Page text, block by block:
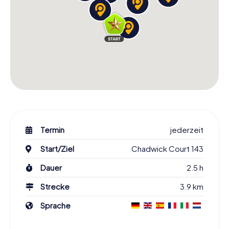
Termin
jederzeit
Start/Ziel
Chadwick Court 143
Dauer
2.5 h
Strecke
3.9 km
Sprache